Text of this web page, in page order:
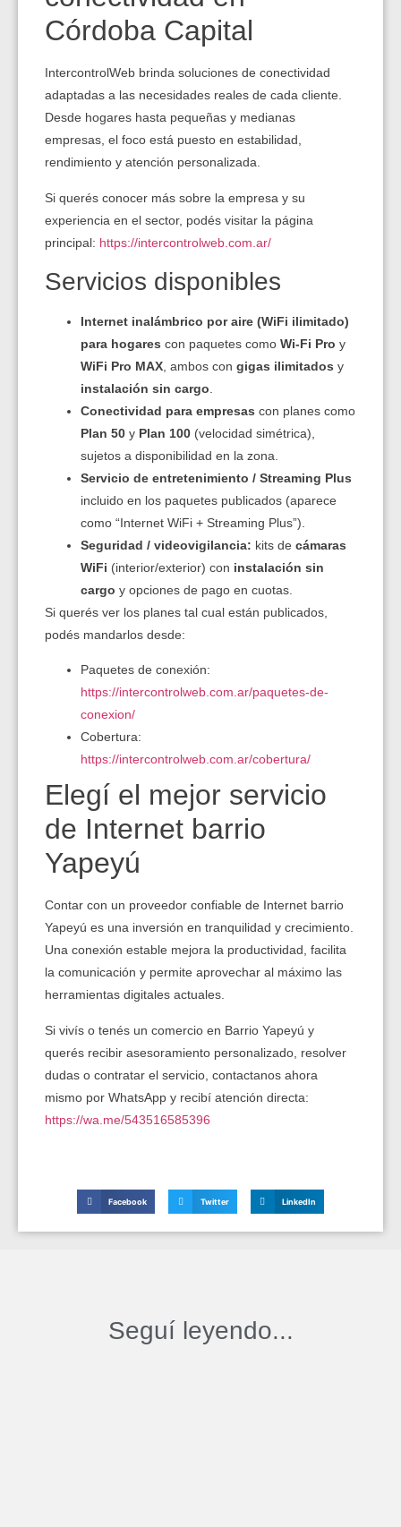
Córdoba Capital
IntercontrolWeb brinda soluciones de conectividad
adaptadas a las necesidades reales de cada cliente.
Desde hogares hasta pequeñas y medianas
empresas, el foco está puesto en estabilidad,
rendimiento y atención personalizada.
Si querés conocer más sobre la empresa y su
experiencia en el sector, podés visitar la página
principal: https://intercontrolweb.com.ar/
Servicios disponibles
Internet inalámbrico por aire (WiFi ilimitado)
para hogares con paquetes como Wi‑Fi Pro y
WiFi Pro MAX , ambos con gigas ilimitados y
instalación sin cargo
Conectividad para empresas con planes como
Plan 50 y Plan 100 (velocidad simétrica),
sujetos a disponibilidad en la zona.
Servicio de entretenimiento / Streaming Plus
incluido en los paquetes publicados (aparece
como “Internet WiFi + Streaming Plus”).
Seguridad / videovigilancia: kits de cámaras
WiFi (interior/exterior) con instalación sin
cargo y opciones de pago en cuotas.
Si querés ver los planes tal cual están publicados,
podés mandarlos desde:
Paquetes de conexión:
https://intercontrolweb.com.ar/paquetes-de-
conexion/
Cobertura:
https://intercontrolweb.com.ar/cobertura/
Elegí el mejor servicio
de Internet barrio
Yapeyú
Contar con un proveedor confiable de Internet barrio
Yapeyú es una inversión en tranquilidad y crecimiento.
Una conexión estable mejora la productividad, facilita
la comunicación y permite aprovechar al máximo las
herramientas digitales actuales.
Si vivís o tenés un comercio en Barrio Yapeyú y
querés recibir asesoramiento personalizado, resolver
dudas o contratar el servicio, contactanos ahora
mismo por WhatsApp y recibí atención directa:
https://wa.me/543516585396
Facebook Twitter LinkedIn
Seguí leyendo...